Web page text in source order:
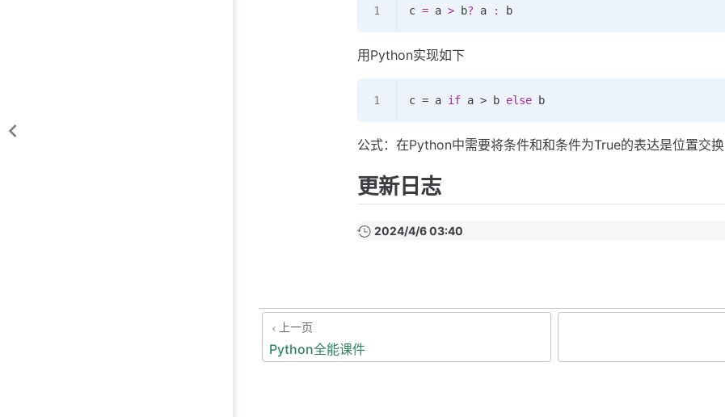
c = a > b? a : b
用Python实现如下
c = a if a > b else b
公式：在Python中需要将条件和和条件为True的表达是位置交换
更新日志
2024/4/6 03:40
上一页
Python全能课件